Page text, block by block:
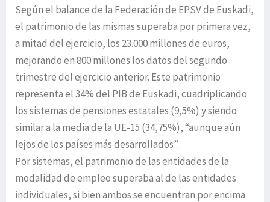
Según el balance de la Federación de EPSV de Euskadi,
el patrimonio de las mismas superaba por primera vez,
a mitad del ejercicio, los 23.000 millones de euros,
mejorando en 800 millones los datos del segundo
trimestre del ejercicio anterior. Este patrimonio
representa el 34% del PIB de Euskadi, cuadriplicando
los sistemas de pensiones estatales (9,5%) y siendo
similar a la media de la UE-15 (34,75%), “aunque aún
lejos de los países más desarrollados”.
Por sistemas, el patrimonio de las entidades de la
modalidad de empleo superaba al de las entidades
individuales, si bien ambos se encuentran por encima